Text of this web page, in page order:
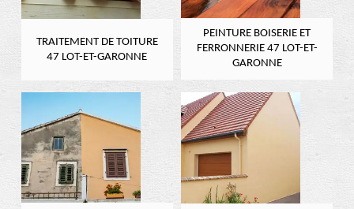
TRAITEMENT DE TOITURE
47 LOT-ET-GARONNE
PEINTURE BOISERIE ET
FERRONNERIE 47 LOT-ET-
GARONNE